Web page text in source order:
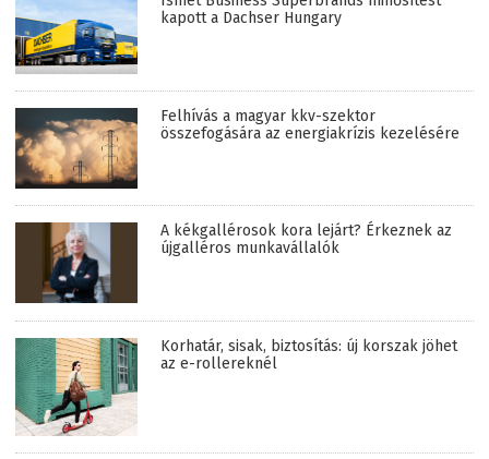
kapott a Dachser Hungary
Felhívás a magyar kkv-szektor
összefogására az energiakrízis kezelésére
A kékgallérosok kora lejárt? Érkeznek az
újgalléros munkavállalók
Korhatár, sisak, biztosítás: új korszak jöhet
az e-rollereknél